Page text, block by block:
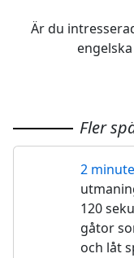
Är du
Fler
2
120
gåtor
och låt